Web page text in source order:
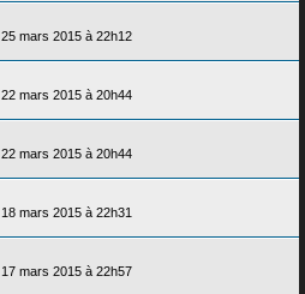
25 mars 2015 à 22h12
22 mars 2015 à 20h44
22 mars 2015 à 20h44
18 mars 2015 à 22h31
17 mars 2015 à 22h57